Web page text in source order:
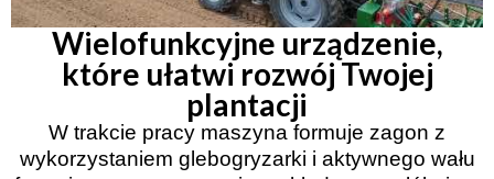
Wielofunkcyjne urządzenie,
które ułatwi rozwój Twojej
plantacji
W trakcie pracy maszyna formuje zagon z
wykorzystaniem glebogryzarki i aktywnego wału